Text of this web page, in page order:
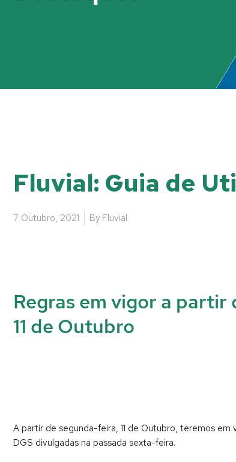
Fluvial: Guia de
7 Outubro, 2021 By Fluvial
Regras em vigor a partir
11 de Outubro
A partir de segunda-feira, 11 de Outubro, teremos
DGS divulgadas na passada sexta-feira.